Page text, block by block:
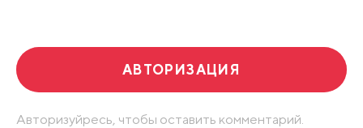
АВТОРИЗАЦИЯ
Авторизуйресь, чтобы оставить комментарий.